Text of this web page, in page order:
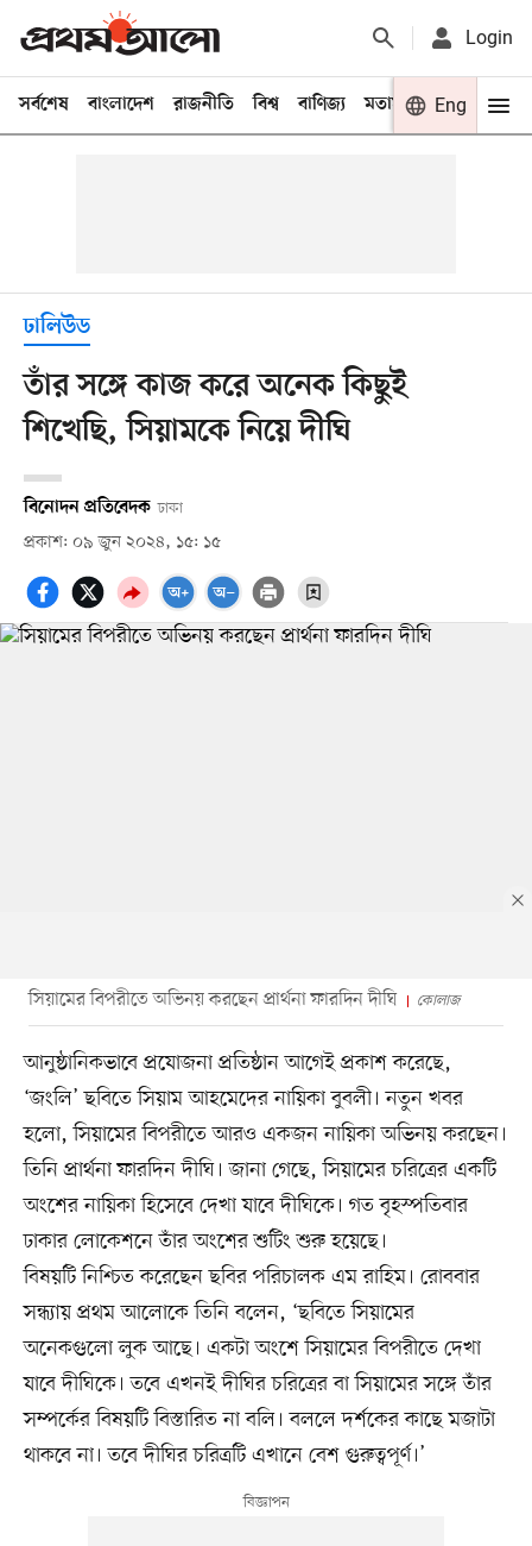
Login
সর্বশেষ বাংলাদেশ রাজনীতি বিশ্ব বাণিজ্য মতামত খেলা
Eng
ঢালিউড
তাঁর সঙ্গে কাজ করে অনেক কিছুই
শিখেছি, সিয়ামকে নিয়ে দীঘি
বিনোদন প্রতিবেদক ঢাকা
প্রকাশ: ০৯ জুন ২০২৪, ১৫: ১৫
সিয়ামের বিপরীতে অভিনয় করছেন প্রার্থনা ফারদিন দীঘি কোলাজ
আনুষ্ঠানিকভাবে প্রযোজনা প্রতিষ্ঠান আগেই প্রকাশ করেছে,
‘জংলি’ ছবিতে সিয়াম আহমেদের নায়িকা বুবলী। নতুন খবর
হলো, সিয়ামের বিপরীতে আরও একজন নায়িকা অভিনয় করছেন।
তিনি প্রার্থনা ফারদিন দীঘি। জানা গেছে, সিয়ামের চরিত্রের একটি
অংশের নায়িকা হিসেবে দেখা যাবে দীঘিকে। গত বৃহস্পতিবার
ঢাকার লোকেশনে তাঁর অংশের শুটিং শুরু হয়েছে।
বিষয়টি নিশ্চিত করেছেন ছবির পরিচালক এম রাহিম। রোববার
সন্ধ্যায় প্রথম আলোকে তিনি বলেন, ‘ছবিতে সিয়ামের
অনেকগুলো লুক আছে। একটা অংশে সিয়ামের বিপরীতে দেখা
যাবে দীঘিকে। তবে এখনই দীঘির চরিত্রের বা সিয়ামের সঙ্গে তাঁর
সম্পর্কের বিষয়টি বিস্তারিত না বলি। বললে দর্শকের কাছে মজাটা
থাকবে না। তবে দীঘির চরিত্রটি এখানে বেশ গুরুত্বপূর্ণ।’